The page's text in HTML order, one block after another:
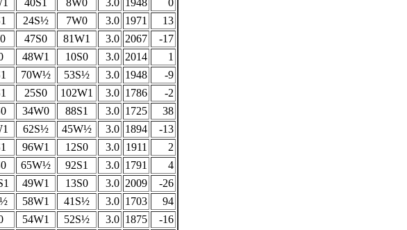
24S½ 7W0 3.0 1971
13
47S0 81W1 3.0 2067
-17
48W1 10S0 3.0 2014
1
70W½ 53S½ 3.0 1948
-9
25S0 102W1 3.0 1786
-2
34W0 88S1 3.0 1725
38
62S½ 45W½ 3.0 1894
-13
96W1 12S0 3.0 1911
2
65W½ 92S1 3.0 1791
4
49W1 13S0 3.0 2009
-26
58W1 41S½ 3.0 1703
94
54W1 52S½ 3.0 1875
-16